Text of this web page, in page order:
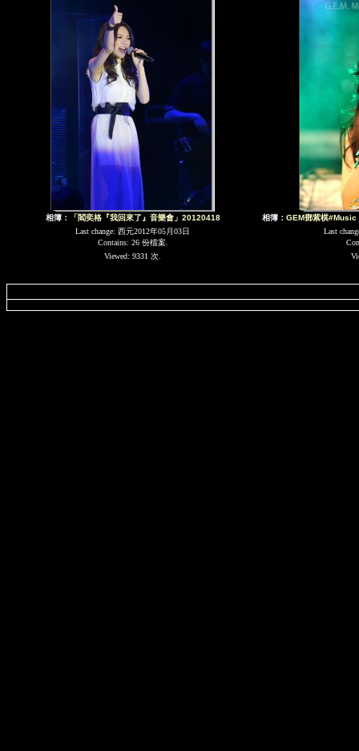
相簿：
「閻奕格『我回來了』音樂會」20120418
Last change: 西元2012年05月03日
Contains: 26 份檔案.
Viewed: 9331 次.
相簿： GEM鄧紫棋
Last